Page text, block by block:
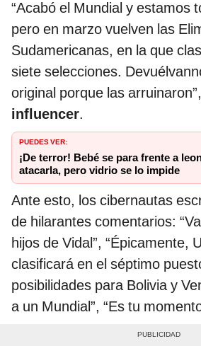
“Acabó el Mundial y estamos
pero en marzo vuelven las
Sudamericanas, en la que
siete selecciones.
original porque las
influencer.
PUEDES VER:
¡De terror! Bebé se para frente a
atacarla, pero vidrio se lo impide
Ante esto, los cibernautas
de hilarantes comentarios:
hijos de Vidal”, “Épicamente,
clasificará en el séptimo
posibilidades para Bolivia y
a un Mundial”, “Es tu